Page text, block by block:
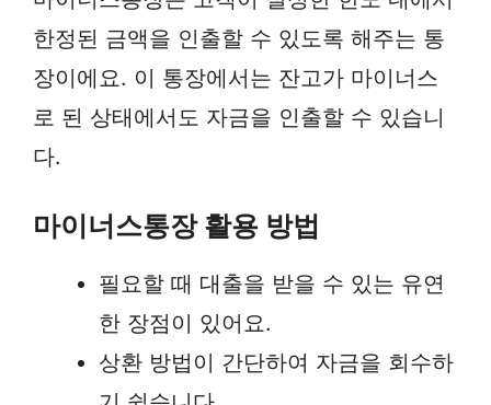
한정된 금액을 인출할 수 있도록 해주는 통
장이에요. 이 통장에서는 잔고가 마이너스
로 된 상태에서도 자금을 인출할 수 있습니
다.
마이너스통장 활용 방법
필요할 때 대출을 받을 수 있는 유연
한 장점이 있어요.
상환 방법이 간단하여 자금을 회수하